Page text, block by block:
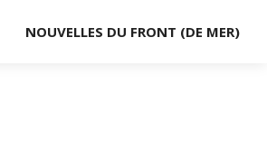
NOUVELLES DU FRONT (DE MER)